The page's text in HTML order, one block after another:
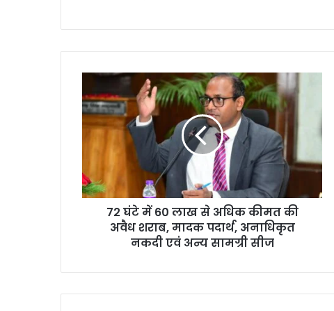
72 घंटे में 60 लाख से अधिक कीमत की
अवैध शराब, मादक पदार्थ, अनाधिकृत
नकदी एवं अन्य सामग्री सीज